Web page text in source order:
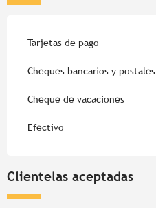
Tarjetas de pago
Cheques bancarios y postales
Cheque de vacaciones
Efectivo
Clientelas aceptadas